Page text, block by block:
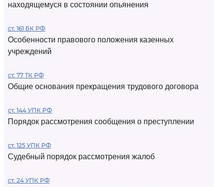
находящемуся в состоянии опьянения
ст. 161 БК РФ
Особенности правового положения казенных
учреждений
ст. 77 ТК РФ
Общие основания прекращения трудового договора
ст. 144 УПК РФ
Порядок рассмотрения сообщения о преступлении
ст. 125 УПК РФ
Судебный порядок рассмотрения жалоб
ст. 24 УПК РФ